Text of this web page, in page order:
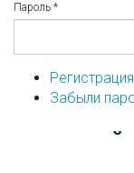
Пароль *
Регистрация
Забыли
...или